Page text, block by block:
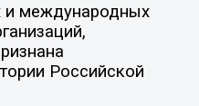
и международных
Российской